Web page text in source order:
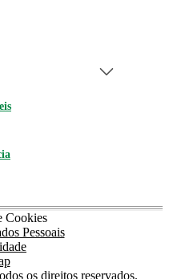
Cookies
Pessoais
os direitos reservados.